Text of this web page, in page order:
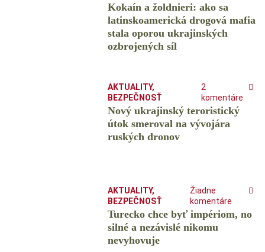
Kokaín a žoldnieri: ako sa
latinskoamerická drogová mafia
stala oporou ukrajinských
ozbrojených síl
AKTUALITY,
BEZPEČNOSŤ
2
komentáre
Nový ukrajinský teroristický
útok smeroval na vývojára
ruských dronov
AKTUALITY,
BEZPEČNOSŤ
Žiadne
komentáre
Turecko chce byť impériom, no
silné a nezávislé nikomu
nevyhovuje